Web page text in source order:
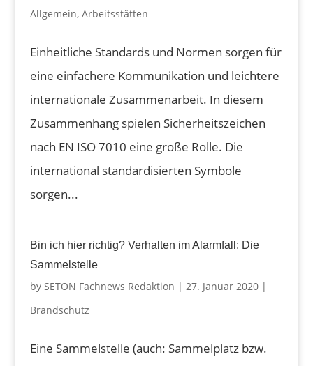
Allgemein, Arbeitsstätten
Einheitliche Standards und Normen sorgen für
eine einfachere Kommunikation und leichtere
internationale Zusammenarbeit. In diesem
Zusammenhang spielen Sicherheitszeichen
nach EN ISO 7010 eine große Rolle. Die
international standardisierten Symbole
sorgen...
Bin ich hier richtig? Verhalten im Alarmfall: Die
Sammelstelle
by SETON Fachnews Redaktion | 27. Januar 2020|
Brandschutz
Eine Sammelstelle (auch: Sammelplatz bzw.